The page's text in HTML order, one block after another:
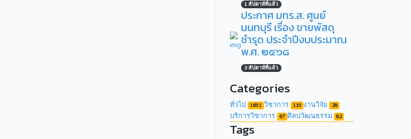
1 สัปดาห์ที่แล้ว
ประกาศ มทร.ส. ศูนย์
นนทบุรี เรื่อง ขายพัสดุ
ชำรุด ประจำปีงบประมาณ
พ.ศ. ๒๕๖๘
3 สัปดาห์ที่แล้ว
Categories
ทั่วไป 1691 วิชาการ 119 งานวิจัย 28
บริการวิชาการ 67 ศิลปวัฒนธรรม 82
Tags